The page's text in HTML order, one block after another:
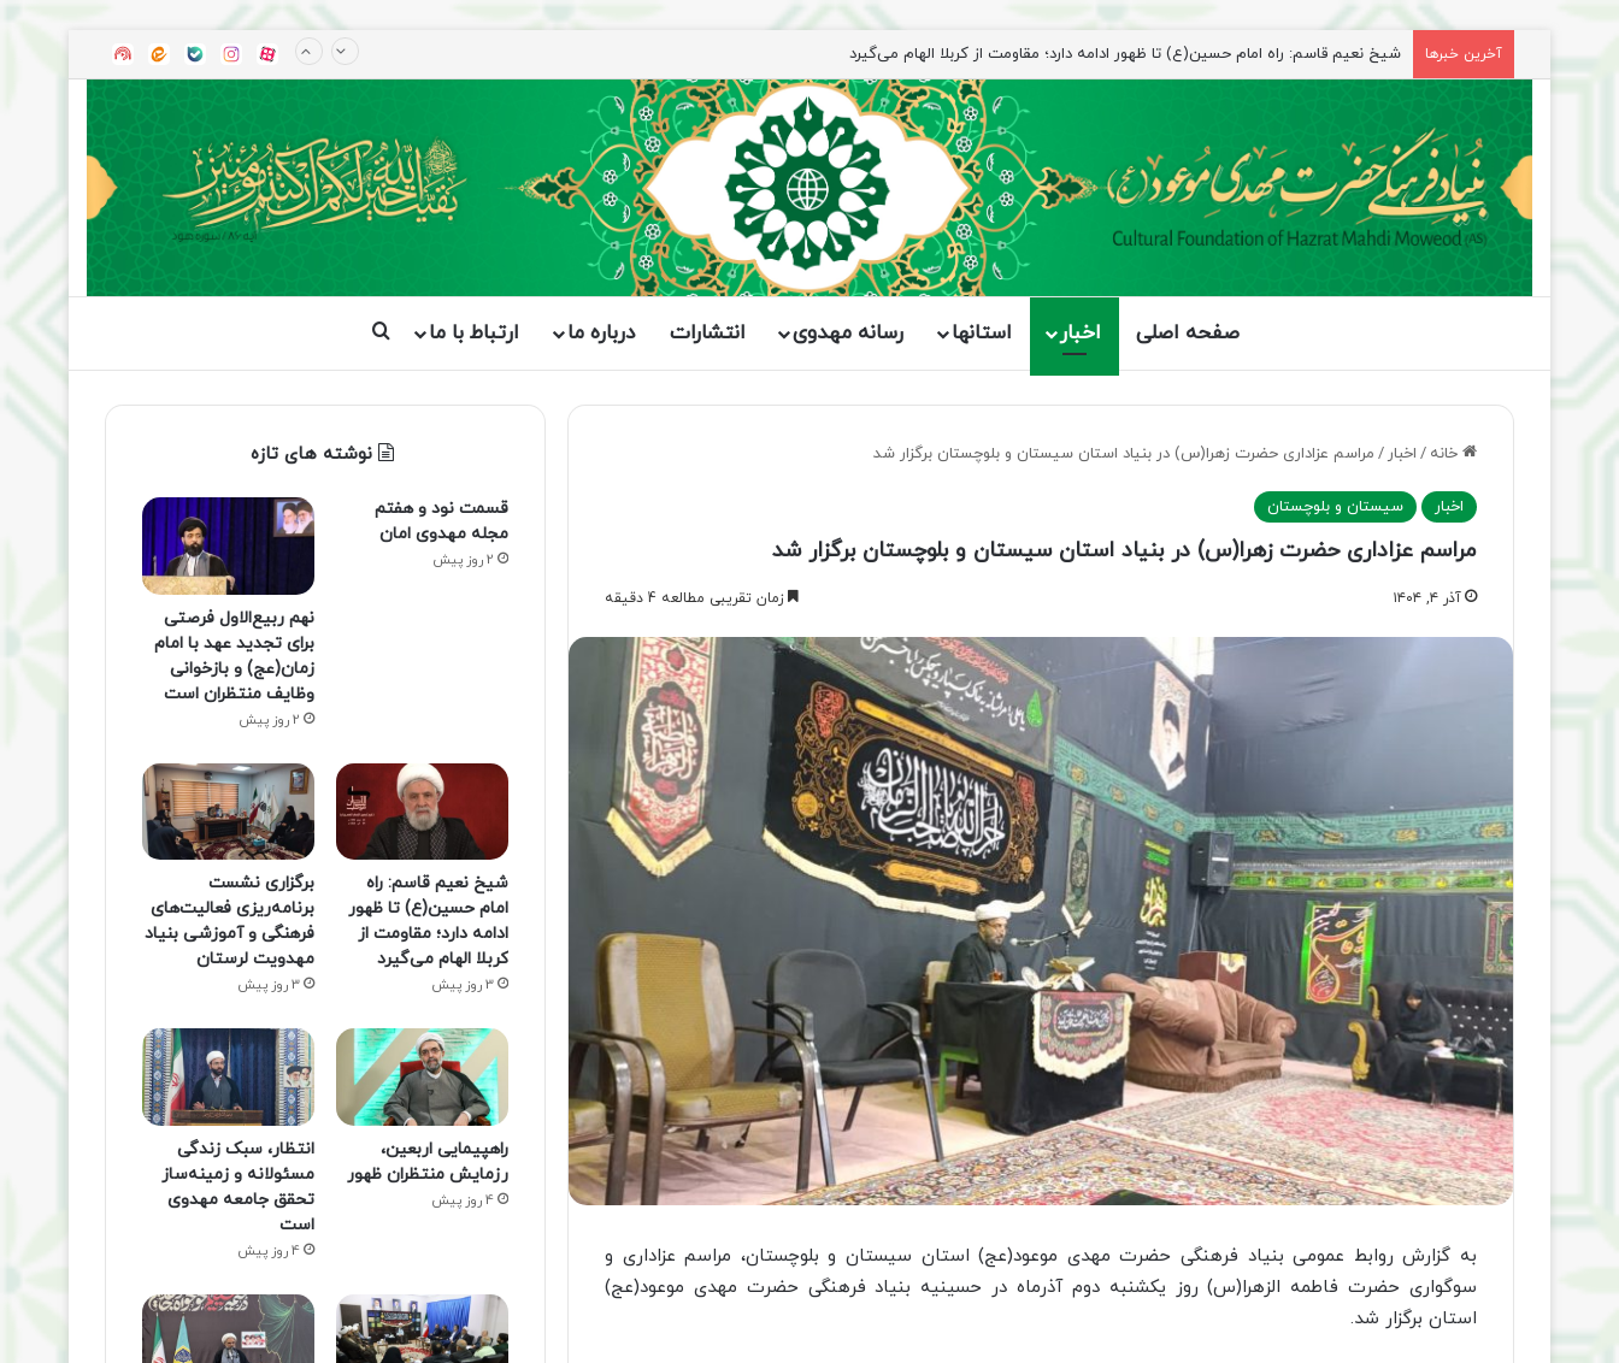
آخرین خبرها راهپیمایی اربعین، رزمایش منتظران ظهور آپاراتاینستاگرام
بله ایتا
صفحه اصلی اخبار استانها رسانه مهدوی انتشارات درباره ما ارتباط با ما جستجو برای
خانه / اخبار / مراسم عزاداری حضرت زهرا(س) در بنیاد استان سیستان و بلوچستان برگزار شد
اخبار سیستان و بلوچستان
مراسم عزاداری حضرت زهرا(س) در بنیاد استان سیستان و بلوچستان برگزار شد
آذر ۴, ۱۴۰۴ زمان تقریبی مطالعه 4 دقیقه
به گزارش روابط عمومی بنیاد فرهنگی حضرت مهدی موعود(عج) استان سیستان و بلوچستان، مراسم عزاداری و
سوگواری حضرت فاطمه الزهرا(س) روز یکشنبه دوم آذرماه در حسینیه بنیاد فرهنگی حضرت مهدی موعود(عج)
استان برگزار شد.
نوشته های تازه
قسمت نود و هفتم
مجله مهدوی امان
2 روز پیش
نهم ربیع‌الاول فرصتی
برای تجدید عهد با امام
زمان(عج) و بازخوانی
وظایف منتظران است
2 روز پیش
شیخ نعیم قاسم: راه
امام حسین(ع) تا ظهور
ادامه دارد؛ مقاومت از
کربلا الهام می‌گیرد
3 روز پیش
برگزاری نشست
برنامه‌ریزی فعالیت‌های
فرهنگی و آموزشی بنیاد
مهدویت لرستان
3 روز پیش
راهپیمایی اربعین،
رزمایش منتظران ظهور
4 روز پیش
انتظار، سبک زندگی
مسئولانه و زمینه‌ساز
تحقق جامعه مهدوی
است
4 روز پیش